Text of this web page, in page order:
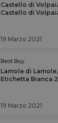
Castello di
Castello di
19 Marzo 2021
Best Buy
Lamole di
Etichetta Bianca
19 Marzo 2021